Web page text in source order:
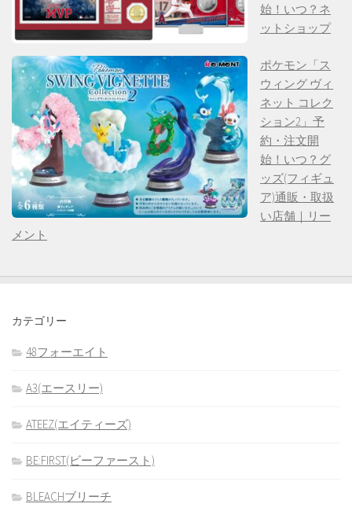
始！いつ？ネ
ットショップ
ポケモン「ス
ウィング ヴィ
ネット コレク
ション2」予
約・注文開
始！いつ？グ
ッズ(フィギュ
ア)通販・取扱
い店舗｜リー
メント
カテゴリー
48フォーエイト
A3(エースリー)
ATEEZ(エイティーズ)
BE:FIRST(ビーファースト)
BLEACHブリーチ